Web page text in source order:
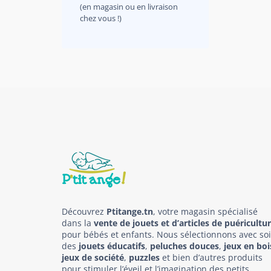
(en magasin ou en livraison
chez vous !)
Découvrez Ptitange.tn, votre magasin spécialisé
dans la vente de jouets et d’articles de
pour bébés et enfants. Nous sélectionnons avec
des jouets éducatifs, peluches douces, jeux en
jeux de société, puzzles et bien d’autres produits